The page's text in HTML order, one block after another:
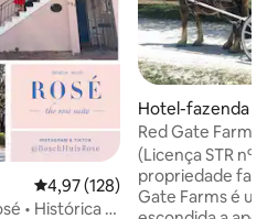
4,97 de uma avaliação média de
4,97 (128)
• Histórica •
Hotel-fazenda ⋅
Red Gate Farms
histórica
(Licença STR nº
propriedade
Gate Farms é